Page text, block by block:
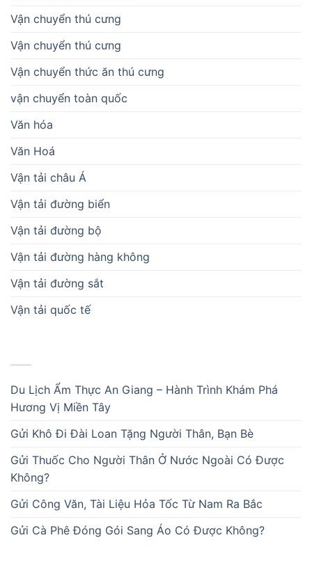
Vận chuyển thú cưng
Vận chuyển thú cưng
Vận chuyển thức ăn thú cưng
vận chuyển toàn quốc
Văn hóa
Văn Hoá
Vận tải châu Á
Vận tải đường biển
Vận tải đường bộ
Vận tải đường hàng không
Vận tải đường sắt
Vận tải quốc tế
Du Lịch Ẩm Thực An Giang – Hành Trình Khám Phá
Hương Vị Miền Tây
Gửi Khô Đi Đài Loan Tặng Người Thân, Bạn Bè
Gửi Thuốc Cho Người Thân Ở Nước Ngoài Có Được
Không?
Gửi Công Văn, Tài Liệu Hỏa Tốc Từ Nam Ra Bắc
Gửi Cà Phê Đóng Gói Sang Áo Có Được Không?